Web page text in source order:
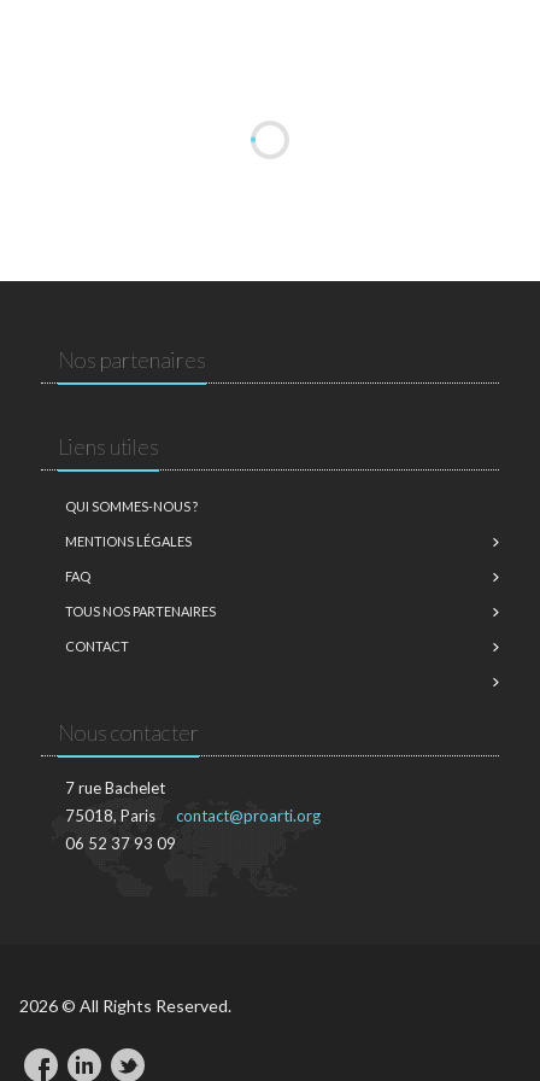
Nos partenaires
Liens utiles
QUI SOMMES-NOUS ?
MENTIONS LÉGALES
FAQ
TOUS NOS PARTENAIRES
CONTACT
Nous contacter
7 rue Bachelet
75018, Paris
06 52 37 93 09
contact@proarti.org
2026 © All Rights Reserved.